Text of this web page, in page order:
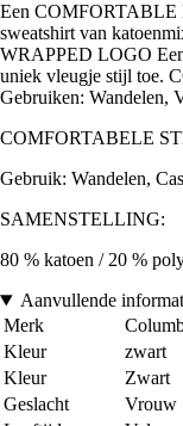
Een COMFORTABLE
sweatshirt van
WRAPPED LOGO
uniek vleugje stijl toe.
Gebruiken: Wandelen,
COMFORTABELE
Gebruik: Wandelen,
SAMENSTELLING:
80 % katoen / 20 %
Aanvullende
Merk
Kleur
zwart
Kleur
Zwart
Geslacht
Vrouw